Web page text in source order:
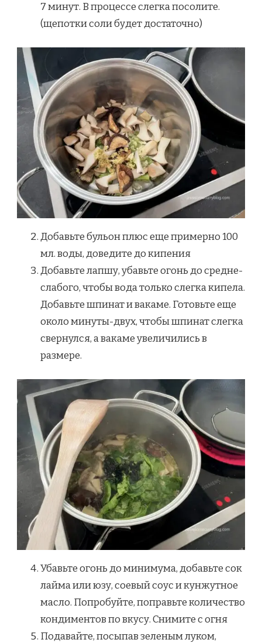
7 минут. В процессе слегка посолите.
(щепотки соли будет достаточно)
Добавьте бульон плюс еще примерно 100
мл. воды, доведите до кипения
Добавьте лапшу, убавьте огонь до средне-
слабого, чтобы вода только слегка кипела.
Добавьте шпинат и вакаме. Готовьте еще
около минуты-двух, чтобы шпинат слегка
свернулся, а вакаме увеличились в
размере.
Убавьте огонь до минимума, добавьте сок
лайма или юзу, соевый соус и кунжутное
масло. Попробуйте, поправьте количество
кондиментов по вкусу. Снимите с огня
Подавайте, посыпав зеленым луком,